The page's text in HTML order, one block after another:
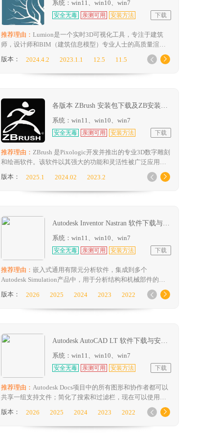
系统：win11、win10、win7
安全无毒 亲测可用 安装方法 下载
推荐理由： Lumion是一个实时3D可视化工具，专注于建筑
师，设计师和BIM（建筑信息模型）专业人士的高质量渲染
和动画。该软件以其直观的用户界面和强大的渲染能力而闻
名，使用户无需深入的3D建模或渲染经验即可轻松创建逼真
的3D场景和动画。
版本： 2024.4.2 2023.1.1 12.5
11.5
 
各版本 ZBrush 安装包下载及ZB安装教程
系统：win11、win10、win7
安全无毒 亲测可用 安装方法 下载
推荐理由： ZBrush 是Pixologic开发并推出的专业3D数字雕刻
和绘画软件。该软件以其强大的功能和灵活性被广泛应用于
3D建模、人物设计、游戏开发、影视特效等领域。
版本： 2025.1 2024.02
2023.2
 
Autodesk Inventor Nastran 软件下载与安装方法
系统：win11、win10、win7
安全无毒 亲测可用 安装方法 下载
推荐理由： 嵌入式通用有限元分析软件，集成到多个
Autodesk Simulation产品中，用于分析结构和机械部件的线
性和非线性应力、动力学和传热特性
版本： 2026 2025 2024 2023
2022
 
Autodesk AutoCAD LT 软件下载与安装方法
系统：win11、win10、win7
安全无毒 亲测可用 安装方法 下载
推荐理由： Autodesk Docs项目中的所有图形和协作者都可以
共享一组支持文件；简化了搜索和过滤栏，现在可以使用一
个按钮按时间、用户和特定活动过滤活动；在打开图形文件
期间，光栅图像会在后台异步加载；增强了GPU文字的选择
效果，提高了显示质量；改进了与Windows系统打印机的兼
版本： 2026 2025 2024 2023
2022
 